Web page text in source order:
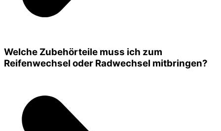
Welche Zubehörteile muss ich zum
Reifenwechsel oder Radwechsel mitbringen?